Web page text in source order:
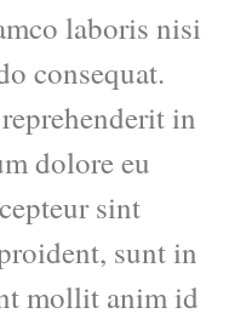
laboris nisi
consequat.
in
dolore eu
sint
sunt in
mollit anim id